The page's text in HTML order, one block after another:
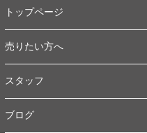
トップページ
売りたい方へ
スタッフ
ブログ